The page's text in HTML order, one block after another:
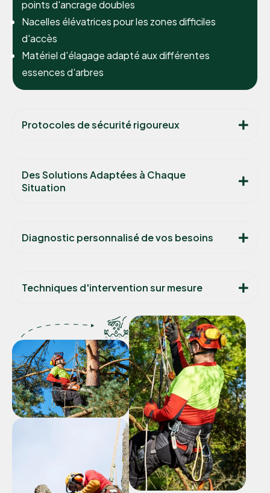
points d'ancrage doubles
Nacelles élévatrices pour les zones difficiles
d'accès
Matériel d'élagage adapté aux différentes
essences d'arbres
Protocoles de sécurité rigoureux
Des Solutions Adaptées à Chaque
Situation
Diagnostic personnalisé de vos besoins
Techniques d'intervention sur mesure